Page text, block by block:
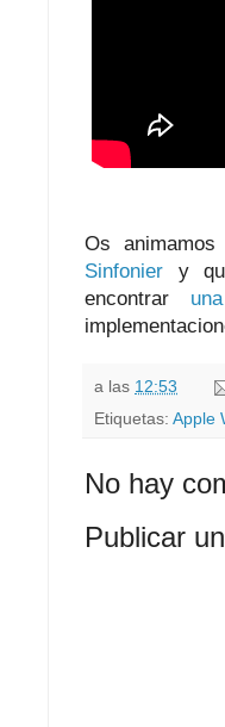
Os
Sinfonier y
encontrar
a las 12:53
Etiquetas: Apple
No hay
Publicar